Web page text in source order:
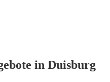
in Duisburg